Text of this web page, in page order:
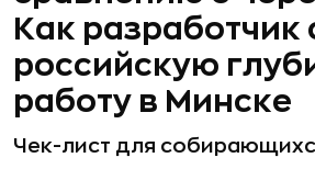
Как разработчик
российскую
работу в Минске
Чек-лист для